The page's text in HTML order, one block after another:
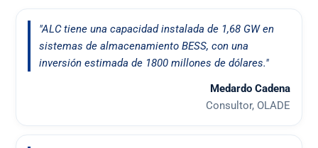
"ALC tiene una capacidad instalada de 1,68 GW en
sistemas de almacenamiento BESS, con una
inversión estimada de 1800 millones de dólares."
Medardo Cadena
Consultor, OLADE